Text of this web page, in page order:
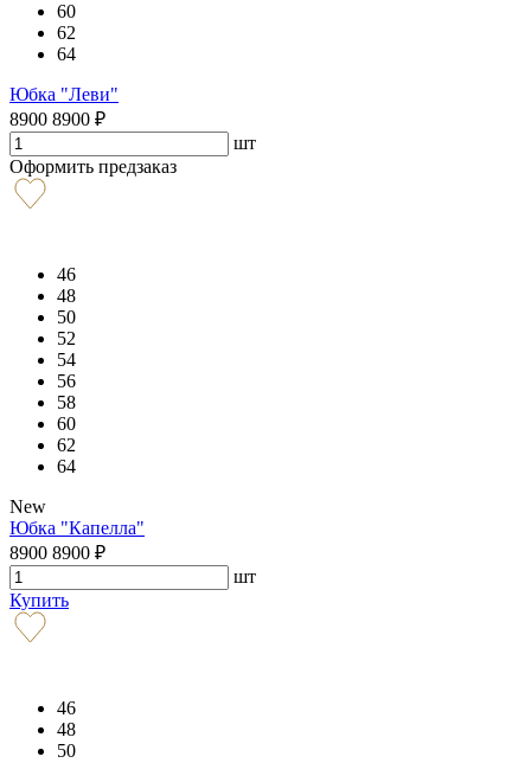
60
62
64
Юбка "Леви"
8900 8900 ₽
шт
Оформить предзаказ
46
48
50
52
54
56
58
60
62
64
New
Юбка "Капелла"
8900 8900 ₽
шт
Купить
46
48
50